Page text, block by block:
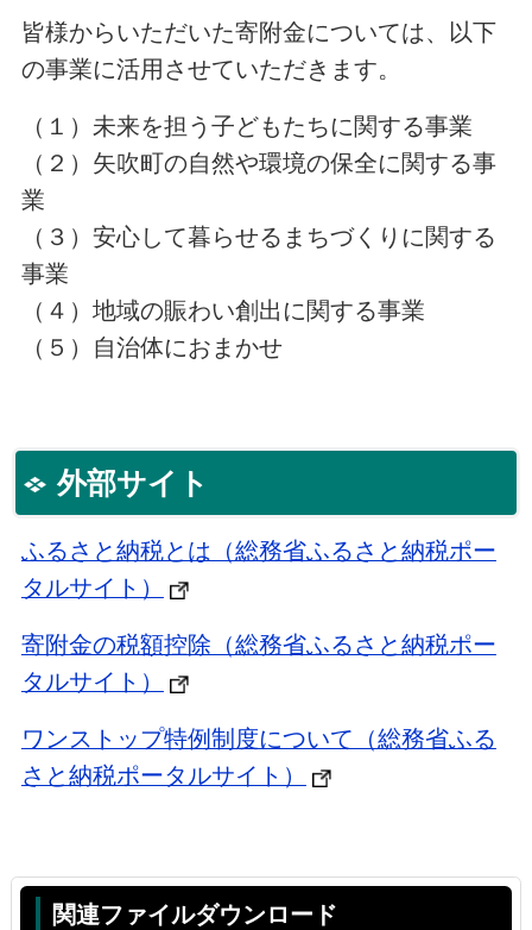
皆様からいただいた寄附金については、以下
の事業に活用させていただきます。
（１）未来を担う子どもたちに関する事業
（２）矢吹町の自然や環境の保全に関する事
業
（３）安心して暮らせるまちづくりに関する
事業
（４）地域の賑わい創出に関する事業
（５）自治体におまかせ
外部サイト
ふるさと納税とは（総務省ふるさと納税ポー
タルサイト）
寄附金の税額控除（総務省ふるさと納税ポー
タルサイト）
ワンストップ特例制度について（総務省ふる
さと納税ポータルサイト）
関連ファイルダウンロード